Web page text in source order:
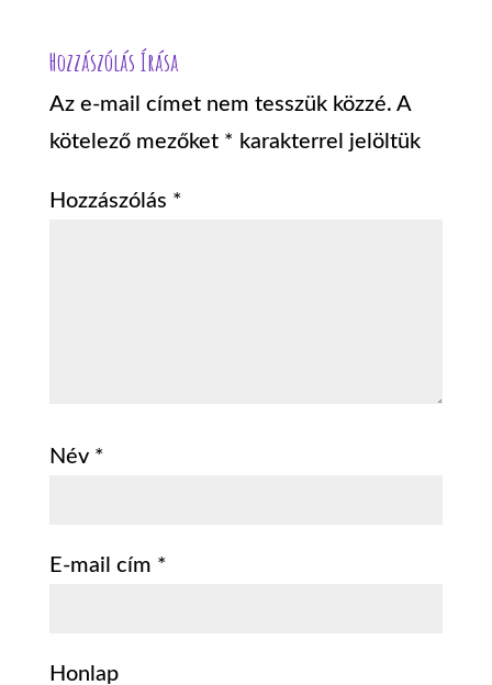
Hozzászólás Írása
Az e-mail címet nem tesszük közzé. A
kötelező mezőket * karakterrel jelöltük
Hozzászólás *
Név *
E-mail cím *
Honlap